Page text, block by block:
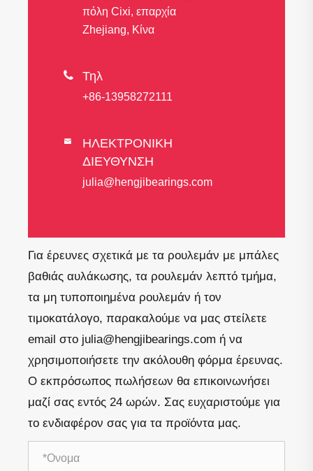
πόλη Cixi, επαρχία
Zhejiang, Κίνα
 Τηλ
+86-13958272111

ΗΛΕΚΤΡΟΝΙΚΗ
ΔΙΕΥΘΥΝΣΗ
julia@hengjibearings.com
Για έρευνες σχετικά με τα ρουλεμάν με μπάλες
βαθιάς αυλάκωσης, τα ρουλεμάν λεπτό τμήμα,
τα μη τυποποιημένα ρουλεμάν ή τον
τιμοκατάλογο, παρακαλούμε να μας στείλετε
email στο julia@hengjibearings.com ή να
χρησιμοποιήσετε την ακόλουθη φόρμα έρευνας.
Ο εκπρόσωπος πωλήσεων θα επικοινωνήσει
μαζί σας εντός 24 ωρών. Σας ευχαριστούμε για
το ενδιαφέρον σας για τα προϊόντα μας.